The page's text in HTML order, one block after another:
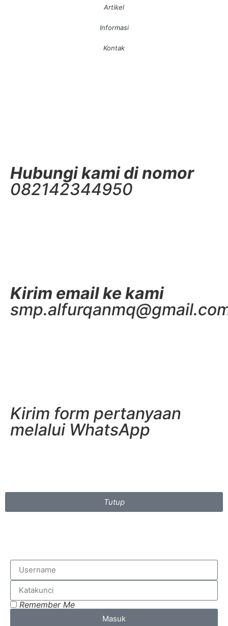
Artikel
Informasi
Kontak
Hubungi kami di nomor
082142344950
Kirim email ke kami
Kirim form pertanyaan
melalui WhatsApp
Tutup
Remember Me
Masuk